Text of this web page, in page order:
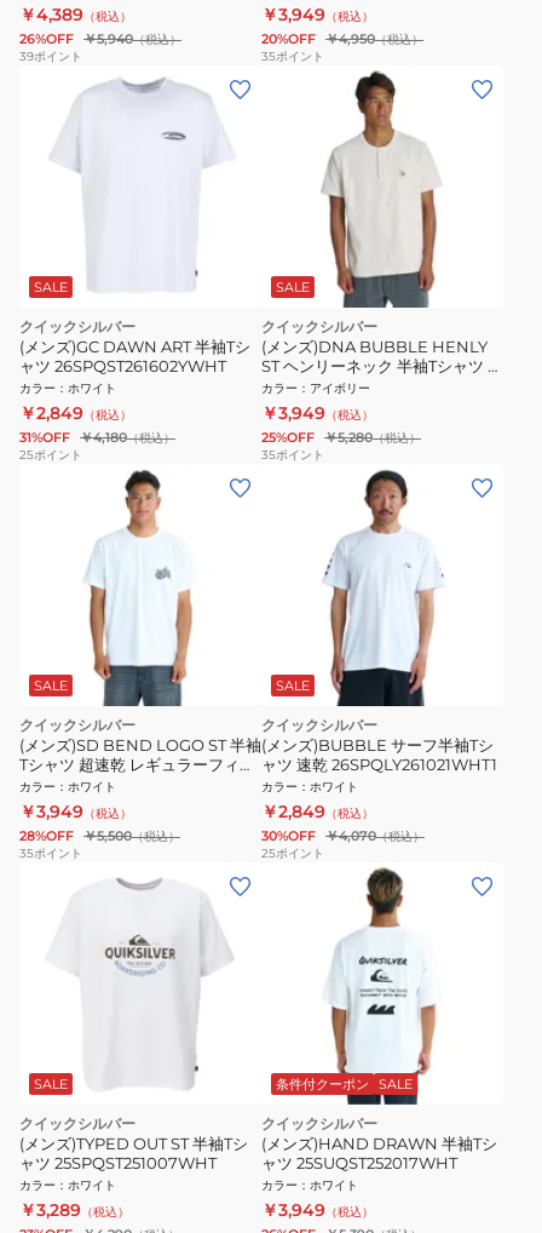
￥4,389 （税込）
26%OFF ￥5,940（税込）
39ポイント
￥3,949 （税込）
20%OFF ￥4,950（税込）
35ポイント
SALE
クイックシルバー
(メンズ)GC DAWN ART 半袖Tシ
ャツ 26SPQST261602YWHT
カラー ： ホワイト
￥2,849 （税込）
31%OFF ￥4,180（税込）
25ポイント
SALE
クイックシルバー
(メンズ)DNA BUBBLE HENLY
ST ヘンリーネック 半袖Tシャツ レ
ギュラーフィット 26SU
QST262017 IVY
カラー ： アイボリー
￥3,949 （税込）
25%OFF ￥5,280（税込）
35ポイント
SALE
クイックシルバー
(メンズ)SD BEND LOGO ST 半袖
Tシャツ 超速乾 レギュラーフィッ
ト 26SPQST261002WHT
カラー ： ホワイト
￥3,949 （税込）
28%OFF ￥5,500（税込）
35ポイント
SALE
クイックシルバー
(メンズ)BUBBLE サーフ半袖Tシ
ャツ 速乾 26SPQLY261021WHT1
カラー ： ホワイト
￥2,849 （税込）
30%OFF ￥4,070（税込）
25ポイント
SALE
クイックシルバー
(メンズ)TYPED OUT ST 半袖Tシ
ャツ 25SPQST251007WHT
カラー ： ホワイト
￥3,289 （税込）
条件付クーポン SALE
クイックシルバー
(メンズ)HAND DRAWN 半袖Tシ
ャツ 25SUQST252017WHT
カラー ： ホワイト
￥3,949 （税込）